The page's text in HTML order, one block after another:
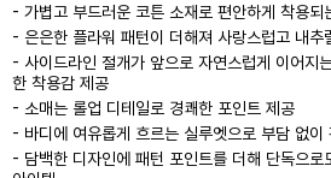
- 가볍고 부드러운 코튼 소재로 편안하게 착용되
- 은은한 플라워 패턴이 더해져 사랑스럽고 내추
- 사이드라인 절개가 앞으로 자연스럽게 이어지
한 착용감 제공
- 소매는 롤업 디테일로 경쾌한 포인트 제공
- 바디에 여유롭게 흐르는 실루엣으로 부담 없이
- 담백한 디자인에 패턴 포인트를 더해 단독으로